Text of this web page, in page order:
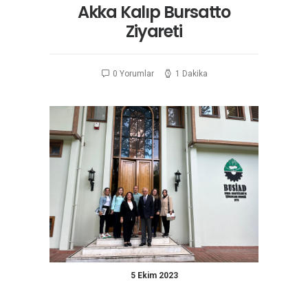
Akka Kalıp Bursatto
Ziyareti
0 Yorumlar 1 Dakika
5 Ekim 2023